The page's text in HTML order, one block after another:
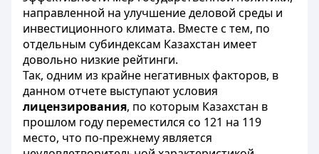
направленной на улучшение деловой среды и
инвестиционного климата. Вместе с тем, по
отдельным субиндексам Казахстан имеет
довольно низкие рейтинги.
Так, одним из крайне негативных факторов, в
данном отчете выступают условия
лицензирования, по которым Казахстан в
прошлом году переместился со 121 на 119
место, что по-прежнему является